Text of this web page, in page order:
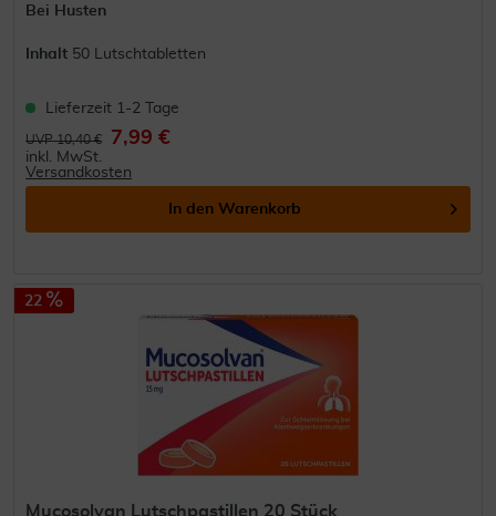
Bei Husten
Inhalt 50 Lutschtabletten
Lieferzeit 1-2 Tage
UVP 10,40 € 7,99 €
inkl. MwSt.
Versandkosten
In den Warenkorb
22
Mucosolvan Lutschpastillen 20 Stück